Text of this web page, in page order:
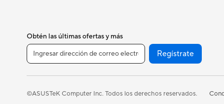
Obtén las últimas ofertas y más
Regístrate
©ASUSTeK Computer Inc. Todos los derechos reservados.